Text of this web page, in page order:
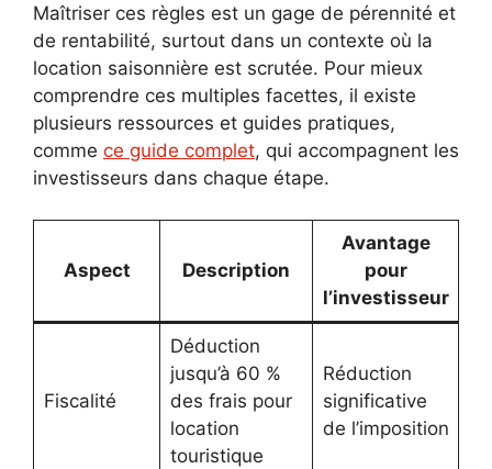
Maîtriser ces règles est un gage de pérennité et
de rentabilité, surtout dans un contexte où la
location saisonnière est scrutée. Pour mieux
comprendre ces multiples facettes, il existe
plusieurs ressources et guides pratiques,
comme ce guide complet, qui accompagnent les
investisseurs dans chaque étape.
Aspect Description
Avantage
pour
l’investisseur
Fiscalité
Déduction
jusqu’à 60 %
des frais pour
location
touristique
Réduction
significative
de l’imposition